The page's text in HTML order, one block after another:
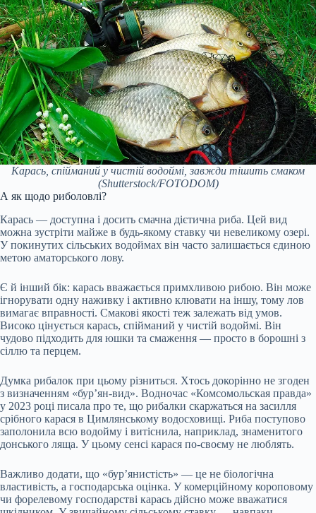
Карась, спійманий у чистій водоймі, завжди тішить смаком
(Shutterstock/FOTODOM)
А як щодо риболовлі?
Карась — доступна і досить смачна дієтична риба. Цей вид
можна зустріти майже в будь-якому ставку чи невеликому озері.
У покинутих сільських водоймах він часто залишається єдиною
метою аматорського лову.
Є й інший бік: карась вважається примхливою рибою. Він може
ігнорувати одну наживку і активно клювати на іншу, тому лов
вимагає вправності. Смакові якості теж залежать від умов.
Високо цінується карась, спійманий у чистій водоймі. Він
чудово підходить для юшки та смаження — просто в борошні з
сіллю та перцем.
Думка рибалок при цьому різниться. Хтось докорінно не згоден
з визначенням «бур’ян-вид». Водночас «Комсомольская правда»
у 2023 році писала про те, що рибалки скаржаться на засилля
срібного карася в Цимлянському водосховищі. Риба поступово
заполонила всю водойму і витіснила, наприклад, знаменитого
донського ляща. У цьому сенсі карася по-своєму не люблять.
Важливо додати, що «бур’янистість» — це не біологічна
властивість, а господарська оцінка. У комерційному короповому
чи форелевому господарстві карась дійсно може вважатися